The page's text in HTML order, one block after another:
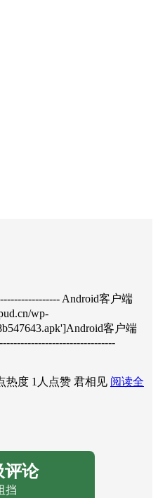
Android客户端
wp-
客户端
热度 1人点赞 君相见 阅读全
论
挡